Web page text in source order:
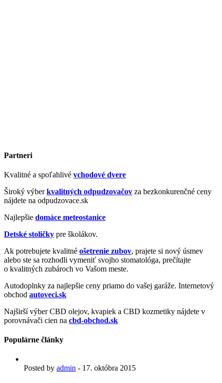
Partneri
Kvalitné a spoľahlivé vchodové dvere
Široký výberkvalitných odpudzovačov za bezkonkurenčné ceny
nájdete na odpudzovace.sk
Najlepšie domáce meteostanice
Detské stoličky pre školákov.
Ak potrebujete kvalitné ošetrenie zubov, prajete si nový úsmev
alebo ste sa rozhodli vymeniť svojho stomatológa, prečítajte
o kvalitných zubároch vo Vašom meste.
Autodoplnky za najlepšie ceny priamo do vašej garáže. Internetový
obchod autoveci.sk
Najširší výber CBD olejov, kvapiek a CBD kozmetiky nájdete v
porovnávači cien na cbd-obchod.sk
Populárne články
Posted by admin - 17. októbra 2015